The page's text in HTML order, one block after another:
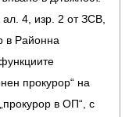
4, изр. 2 от ЗСВ,
в Районна
прокурор“ на
в ОП“, с